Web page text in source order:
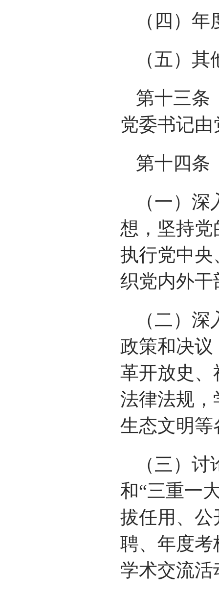
（四）
（五）
第十三条
党委书记
第十四条
（一）
想，坚持
执行党中
织党内外
（二）
政策和决
革开放史
法律法规
生态文明
（三）
和“三重一
拔任用、
聘、年度
学术交流